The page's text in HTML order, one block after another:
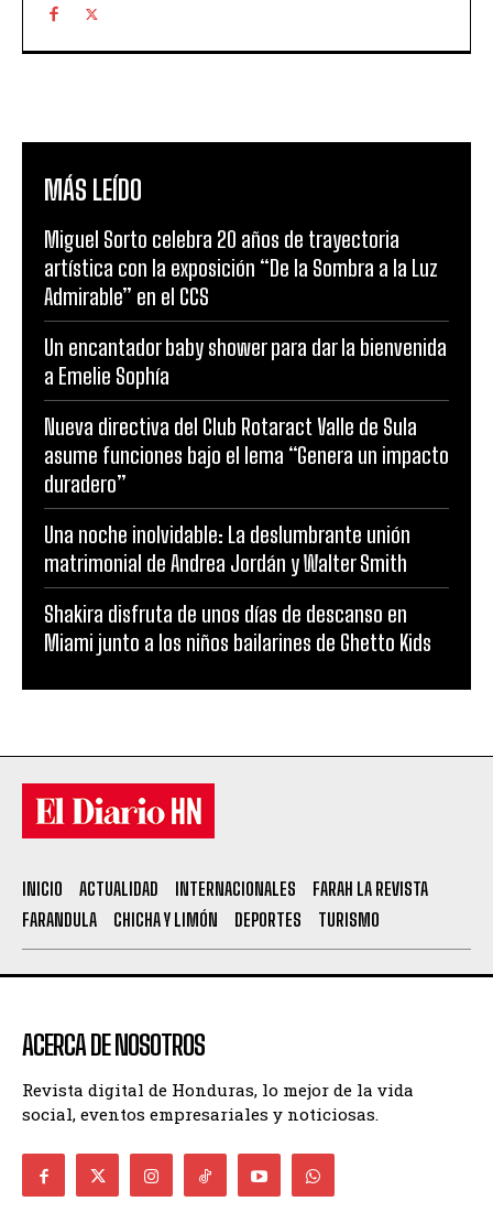
MÁS LEÍDO
Miguel Sorto celebra 20 años de trayectoria
artística con la exposición “De la Sombra a la Luz
Admirable” en el CCS
Un encantador baby shower para dar la bienvenida
a Emelie Sophía
Nueva directiva del Club Rotaract Valle de Sula
asume funciones bajo el lema “Genera un impacto
duradero”
Una noche inolvidable: La deslumbrante unión
matrimonial de Andrea Jordán y Walter Smith
Shakira disfruta de unos días de descanso en
Miami junto a los niños bailarines de Ghetto Kids
INICIO ACTUALIDAD INTERNACIONALES
FARAH LA REVISTA
FARANDULA
CHICHA Y LIMÓN DEPORTES TURISMO
ACERCA DE NOSOTROS
Revista digital de Honduras, lo mejor de la vida
social, eventos empresariales y noticiosas.